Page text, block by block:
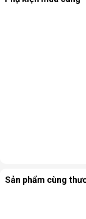
2.3 Sấy khô
Sản phẩm cùng